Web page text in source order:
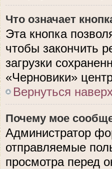
Что означает
Эта кнопка
чтобы закончить
загрузки
«Черновики»
Вернуться
Почему мое
Администратор
отправляемые
просмотра перед